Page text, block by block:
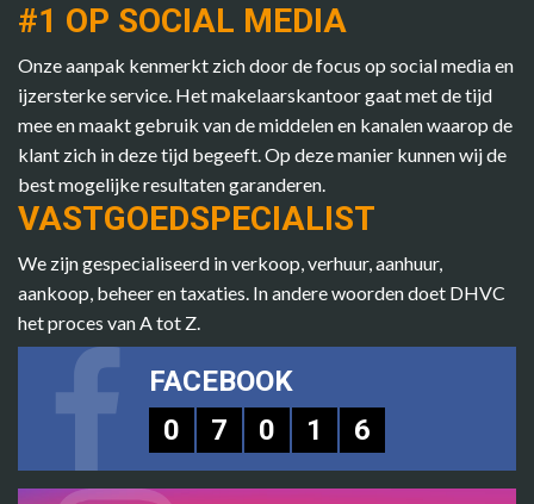
#1 OP SOCIAL MEDIA
Onze aanpak kenmerkt zich door de focus op social media en
ijzersterke service. Het makelaarskantoor gaat met de tijd
mee en maakt gebruik van de middelen en kanalen waarop de
klant zich in deze tijd begeeft. Op deze manier kunnen wij de
best mogelijke resultaten garanderen.
VASTGOEDSPECIALIST
We zijn gespecialiseerd in verkoop, verhuur, aanhuur,
aankoop, beheer en taxaties. In andere woorden doet DHVC
het proces van A tot Z.
FACEBOOK
0
7 0 1 6